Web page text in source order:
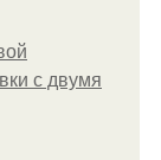
с двумя